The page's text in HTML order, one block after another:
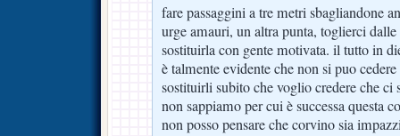
fare passaggini a tre metri sbagliandone
urge amauri, un altra punta, toglierci dalle
sostituirla con gente motivata. il tutto in
è talmente evidente che non si puo
sostituirli subito che voglio credere che
non sappiamo per cui è successa questa
non posso pensare che corvino sia